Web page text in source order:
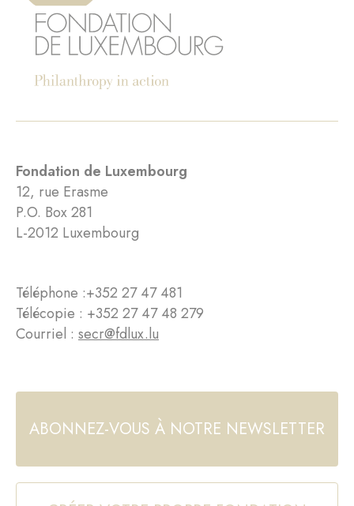
Fondation de Luxembourg
12, rue Erasme
P.O. Box 281
L-2012 Luxembourg
Téléphone :+352 27 47 481
Télécopie : +352 27 47 48 279
Courriel : secr@fdlux.lu
ABONNEZ-VOUS À NOTRE NEWSLETTER